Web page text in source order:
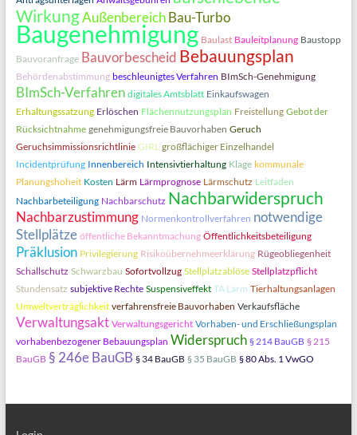
WirkungAußenbereich Bau-Turbo
Baugenehmigung Baulast Bauleitplanung Baustopp
Bauvoranfrage Bauvorbescheid Bebauungsplan
Behördenabstimmung beschleunigtes Verfahren BImSch-Genehmigung
BImSch-Verfahren digitales Amtsblatt Einkaufswagen
Erhaltungssatzung Erlöschen Flächennutzungsplan Freistellung Gebot der
Rücksichtnahme genehmigungsfreie Bauvorhaben Geruch
Geruchsimmissionsrichtlinie GIRL großflächiger Einzelhandel
Incidentprüfung Innenbereich Intensivtierhaltung Klage kommunale
Planungshoheit Kosten Lärm Lärmprognose Lärmschutz Leitfaden
Nachbarbeteiligung Nachbarschutz Nachbarwiderspruch
Nachbarzustimmung Normenkontrollverfahren notwendige
Stellplätze öffentliche Bekanntmachung Öffentlichkeitsbeteiligung
Präklusion Privilegierung Risikoübernehmeerklärung Rügeobliegenheit
Schallschutz Schwarzbau Sofortvollzug Stellplatzablöse Stellplatzpflicht
Stundensatz subjektive Rechte Suspensiveffekt TA Lärm Tierhaltungsanlagen
Umweltverträglichkeit verfahrensfreie Bauvorhaben Verkaufsfläche
Verwaltungsakt Verwaltungsgericht Vorhaben- und Erschließungsplan
vorhabenbezogener Bebauungsplan Widerspruch § 214 BauGB § 215
BauGB § 246e BauGB § 34 BauGB § 35 BauGB § 80 Abs. 1 VwGO